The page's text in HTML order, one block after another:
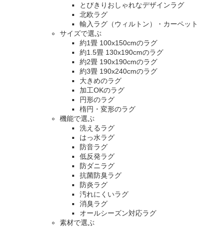
とびきりおしゃれなデザインラグ
北欧ラグ
輸入ラグ（ウィルトン）・カーペット
サイズで選ぶ
約1畳 100x150cmのラグ
約1.5畳 130x190cmのラグ
約2畳 190x190cmのラグ
約3畳 190x240cmのラグ
大きめのラグ
加工OKのラグ
円形のラグ
楕円・変形のラグ
機能で選ぶ
洗えるラグ
はっ水ラグ
防音ラグ
低反発ラグ
防ダニラグ
抗菌防臭ラグ
防炎ラグ
汚れにくいラグ
消臭ラグ
オールシーズン対応ラグ
素材で選ぶ